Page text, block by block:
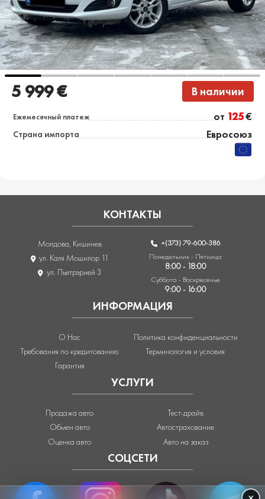
5 999 € В наличии
Ежемесячный платеж от 125€
Страна импорта Евросоюз
УСЛУГИ
Продажа авто
Обмен авто
Оценка авто
Тест-драйв
Автострахование
Авто на заказ
ИНФОРМАЦИЯ
О Нас
Требования по кредитованию
Гарантия
Политика конфиденциальности
Терминология и условия
КОНТАКТЫ
Молдова, Кишинев
ул. Каля Мошилор 11
ул. Пьетрэрией 3
+(373) 79-600-386
Понедельник - Пятница
8:00 - 18:00
Суббота - Воскресенье
9:00 - 16:00
СОЦСЕТИ